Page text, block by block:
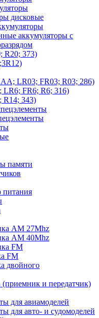
дисковые
аккумуляторы с
R20; 373)
LR03; FR03; R03; 286)
FR6; R6; 316)
R14; 343)
памяти
питания
AM 27Mhz
AM 40Mhz
FM
FM
двойного
(приемник и передатчик)
для авиамоделей
для авто- и судомоделей